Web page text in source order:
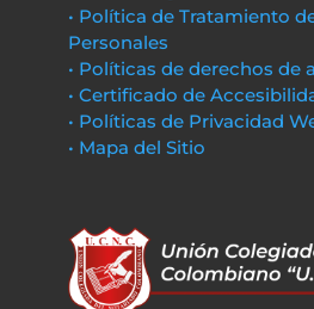
• Política de Tratamiento
Personales
• Políticas de derechos de
• Certificado de
• Políticas de Privacidad
• Mapa del Sitio